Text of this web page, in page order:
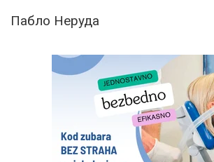
Пабло Неруда